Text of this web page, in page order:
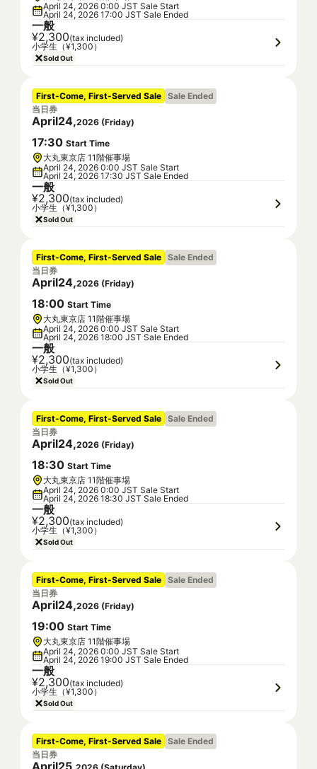
April 24, 2026 0:00 JST Sale Start
April 24, 2026 17:00 JST Sale Ended
一般
¥2,300(tax included)
小学生（¥1,300）
Sold Out
First-Come, First-Served Sale Sale Ended
当日券
April24,2026 (Friday)
17:30 Start Time
大丸東京店 11階催事場
April 24, 2026 0:00 JST Sale Start
April 24, 2026 17:30 JST Sale Ended
一般
¥2,300(tax included)
小学生（¥1,300）
Sold Out
First-Come, First-Served Sale Sale Ended
当日券
April24,2026 (Friday)
18:00 Start Time
大丸東京店 11階催事場
April 24, 2026 0:00 JST Sale Start
April 24, 2026 18:00 JST Sale Ended
一般
¥2,300(tax included)
小学生（¥1,300）
Sold Out
First-Come, First-Served Sale Sale Ended
当日券
April24,2026 (Friday)
18:30 Start Time
大丸東京店 11階催事場
April 24, 2026 0:00 JST Sale Start
April 24, 2026 18:30 JST Sale Ended
一般
¥2,300(tax included)
小学生（¥1,300）
Sold Out
First-Come, First-Served Sale Sale Ended
当日券
April24,2026 (Friday)
19:00 Start Time
大丸東京店 11階催事場
April 24, 2026 0:00 JST Sale Start
April 24, 2026 19:00 JST Sale Ended
一般
¥2,300(tax included)
小学生（¥1,300）
Sold Out
First-Come, First-Served Sale Sale Ended
当日券
April25,